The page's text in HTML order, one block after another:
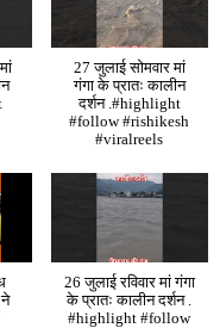
27 जुलाई सोमवार मां
गंगा के प्रातः कालीन
दर्शन .#highlight
#follow #rishikesh
#viralreels
26 जुलाई रविवार मां गंगा
के प्रातः कालीन दर्शन .
#highlight #follow